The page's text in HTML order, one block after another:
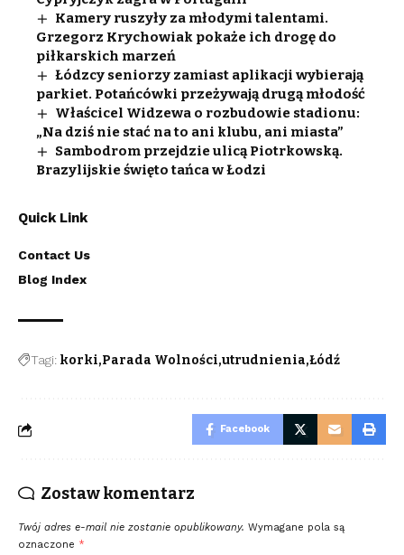
Kamery ruszyły za młodymi talentami.
Grzegorz Krychowiak pokaże ich drogę do
piłkarskich marzeń
Łódzcy seniorzy zamiast aplikacji wybierają
parkiet. Potańcówki przeżywają drugą młodość
Właścicel Widzewa o rozbudowie stadionu:
„Na dziś nie stać na to ani klubu, ani miasta”
Sambodrom przejdzie ulicą Piotrkowską.
Brazylijskie święto tańca w Łodzi
Quick Link
Contact Us
Blog Index
Tagi: korki Parada Wolności utrudnienia Łódź
Facebook
Zostaw komentarz
Twój adres e-mail nie zostanie opublikowany. Wymagane pola są
oznaczone *